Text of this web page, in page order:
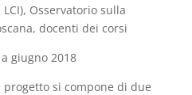
Osservatorio sulla
docenti dei corsi
giugno 2018
si compone di due